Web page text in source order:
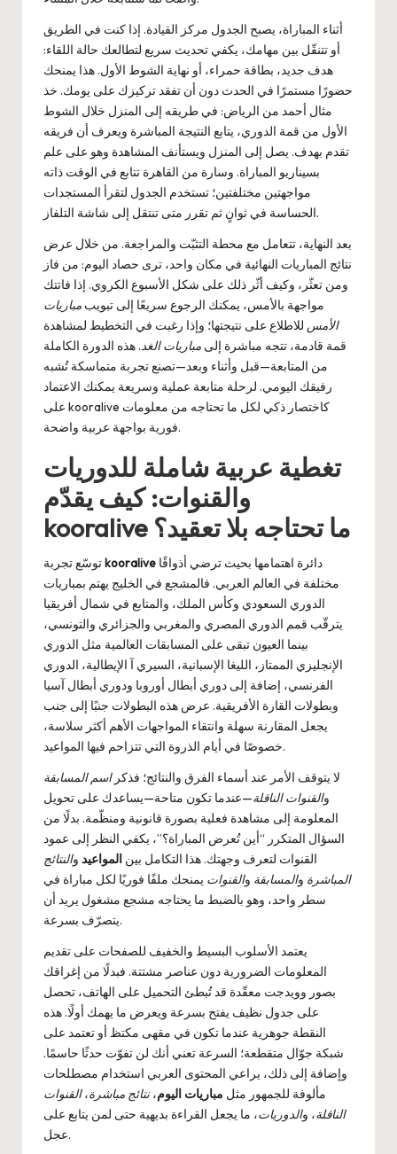
أثناء المباراة، يصبح الجدول مركز القيادة. إذا كنت في الطريق
أو تتنقّل بين مهامك، يكفي تحديث سريع لتطالعك حالة اللقاء:
هدف جديد، بطاقة حمراء، أو نهاية الشوط الأول. هذا يمنحك
حضورًا مستمرًا في الحدث دون أن تفقد تركيزك على يومك. خذ
مثال أحمد من الرياض: في طريقه إلى المنزل خلال الشوط
الأول من قمة الدوري، يتابع النتيجة المباشرة ويعرف أن فريقه
تقدم بهدف. يصل إلى المنزل ويستأنف المشاهدة وهو على علم
بسيناريو المباراة. وسارة من القاهرة تتابع في الوقت ذاته
مواجهتين مختلفتين؛ تستخدم الجدول لتقرأ المستجدات
الحساسة في ثوانٍ ثم تقرر متى تنتقل إلى شاشة التلفاز.
بعد النهاية، تتعامل مع محطة التثبّت والمراجعة. من خلال عرض
نتائج المباريات النهائية في مكان واحد، ترى حصاد اليوم: من فاز
ومن تعثّر، وكيف أثّر ذلك على شكل الأسبوع الكروي. إذا فاتتك
مواجهة بالأمس، يمكنك الرجوع سريعًا إلى تبويب مباريات
الأمس للاطلاع على نتيجتها؛ وإذا رغبت في التخطيط لمشاهدة
قمة قادمة، تتجه مباشرة إلى مباريات الغد. هذه الدورة الكاملة
من المتابعة—قبل وأثناء وبعد—تصنع تجربة متماسكة تُشبه
رفيقك اليومي. لرحلة متابعة عملية وسريعة يمكنك الاعتماد
kooralive
فورية بواجهة عربية واضحة.
تغطية عربية شاملة للدوريات
والقنوات: كيف يقدّم
kooralive ما تحتاجه بلا تعقيد؟
kooralive
مختلفة في العالم العربي. فالمشجع في الخليج يهتم بمباريات
الدوري السعودي وكأس الملك، والمتابع في شمال أفريقيا
يترقّب قمم الدوري المصري والمغربي والجزائري والتونسي،
بينما العيون تبقى على المسابقات العالمية مثل الدوري
الإنجليزي الممتاز، الليغا الإسبانية، السيري آ الإيطالية، الدوري
الفرنسي، إضافة إلى دوري أبطال أوروبا ودوري أبطال آسيا
وبطولات القارة الأفريقية. عرض هذه البطولات جنبًا إلى جنب
يجعل المقارنة سهلة وانتقاء المواجهات الأهم أكثر سلاسة،
خصوصًا في أيام الذروة التي تتزاحم فيها المواعيد.
لا يتوقف الأمر عند أسماء الفرق والنتائج؛ فذكراسم المسابقة
والقنوات الناقلة—عندما تكون متاحة—يساعدك على تحويل
المعلومة إلى مشاهدة فعلية بصورة قانونية ومنظّمة. بدلًا من
السؤال المتكرر “أين تُعرض المباراة؟”، يكفي النظر إلى عمود
القنوات لتعرف وجهتك. هذا التكامل بين المواعيد والنتائج
المباشرة والمسابقة والقنوات يمنحك ملفًا فوريًا لكل مباراة في
سطر واحد، وهو بالضبط ما يحتاجه مشجع مشغول يريد أن
يتصرّف بسرعة.
يعتمد الأسلوب البسيط والخفيف للصفحات على تقديم
المعلومات الضرورية دون عناصر مشتتة. فبدلًا من إغراقك
بصور وويدجت معقّدة قد تُبطئ التحميل على الهاتف، تحصل
على جدول نظيف يفتح بسرعة ويعرض ما يهمك أولًا. هذه
النقطة جوهرية عندما تكون في مقهى مكتظ أو تعتمد على
شبكة جوّال متقطعة؛ السرعة تعني أنك لن تفوّت حدثًا حاسمًا.
وإضافة إلى ذلك، يراعي المحتوى العربي استخدام مصطلحات
مألوفة للجمهور مثل مباريات اليوم، نتائج مباشرة،القنوات
الناقلة، والدوريات، ما يجعل القراءة بديهية حتى لمن يتابع على
عجل.